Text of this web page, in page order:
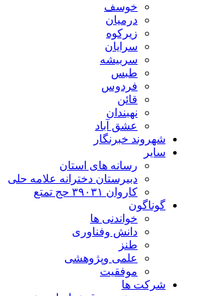
خوسف
درمیان
زیرکوه
سرایان
سربیشه
طبس
فردوس
قائن
نهبندان
عشق آباد
شهروند خبرنگار
سایر
رسانه های استان
دبیرستان دخترانه علامه حلی
کاروان ۳۹۰۳۱ حج تمتع
گوناگون
خواندنی ها
دانش وفناوری
طنز
علمی وپژوهشی
موفقیت
شرکت ها